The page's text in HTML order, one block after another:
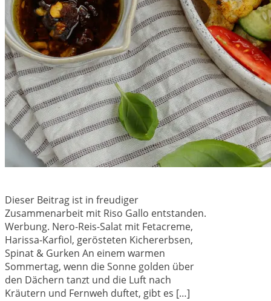
Dieser Beitrag ist in freudiger
Zusammenarbeit mit Riso Gallo entstanden.
Werbung. Nero-Reis-Salat mit Fetacreme,
Harissa-Karfiol, gerösteten Kichererbsen,
Spinat & Gurken An einem warmen
Sommertag, wenn die Sonne golden über
den Dächern tanzt und die Luft nach
Kräutern und Fernweh duftet, gibt es […]